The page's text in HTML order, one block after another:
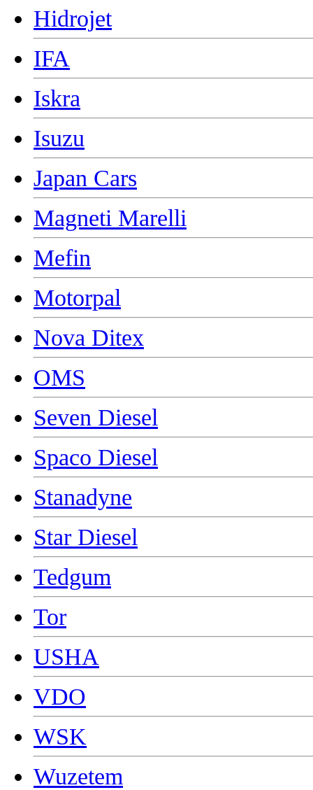
Hidrojet
IFA
Iskra
Isuzu
Japan Cars
Magneti Marelli
Mefin
Motorpal
Nova Ditex
OMS
Seven Diesel
Spaco Diesel
Stanadyne
Star Diesel
Tedgum
Tor
USHA
VDO
WSK
Wuzetem